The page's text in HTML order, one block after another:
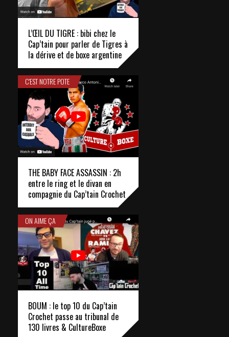
L’ŒIL DU TIGRE : bibi chez le
Cap’tain pour parler de Tigres à
la dérive et de boxe argentine
C'EST NOTRE POTE
THE BABY FACE ASSASSIN : 2h
entre le ring et le divan en
compagnie du Cap’tain Crochet
ON AIME ÇA
BOUM : le top 10 du Cap’tain
Crochet passe au tribunal de
130 livres & CultureBoxe